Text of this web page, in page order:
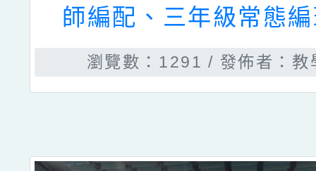
師編配、三年級常態
瀏覽數：1291 發佈者：教